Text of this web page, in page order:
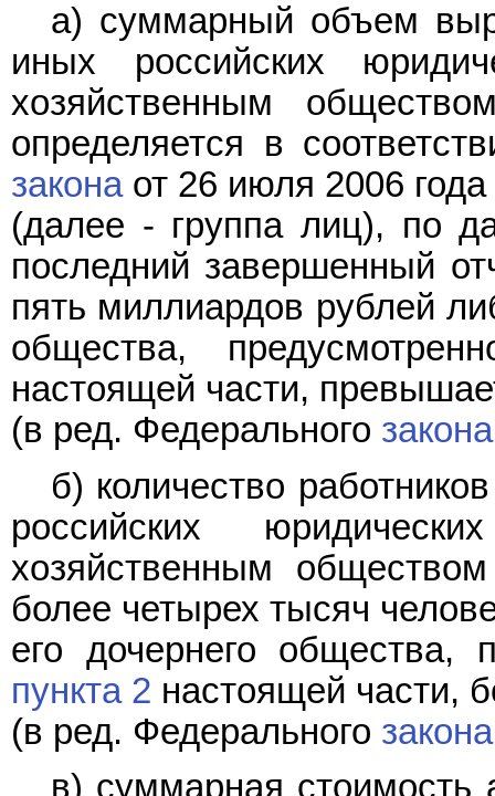
а) суммарный объем
иных российских
хозяйственным
определяется в
законаот 26 июля 2006
(далее - группа лиц), по
последний завершенный
пять миллиардов рублей
общества,
настоящей части,
(в ред. Федерального закона
б) количество
российских
хозяйственным
более четырех тысяч
его дочернего общества,
пункта 2 настоящей части,
(в ред. Федерального закона
в) суммарная стоимость